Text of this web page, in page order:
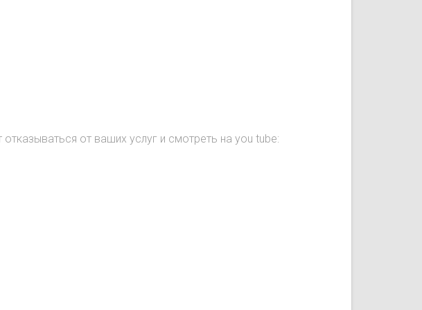
от ваших услуг и смотреть на you tube: